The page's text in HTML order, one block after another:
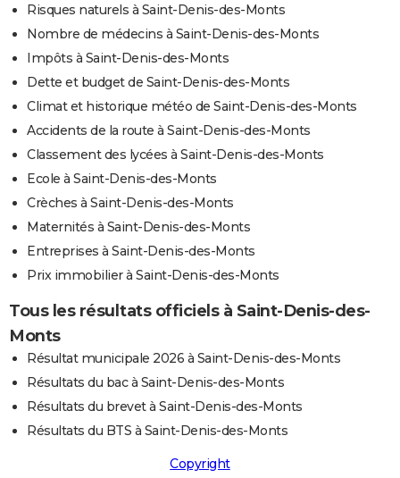
Risques naturels à Saint-Denis-des-Monts
Nombre de médecins à Saint-Denis-des-Monts
Impôts à Saint-Denis-des-Monts
Dette et budget de Saint-Denis-des-Monts
Climat et historique météo de Saint-Denis-des-Monts
Accidents de la route à Saint-Denis-des-Monts
Classement des lycées à Saint-Denis-des-Monts
Ecole à Saint-Denis-des-Monts
Crèches à Saint-Denis-des-Monts
Maternités à Saint-Denis-des-Monts
Entreprises à Saint-Denis-des-Monts
Prix immobilier à Saint-Denis-des-Monts
Tous les résultats officiels à Saint-Denis-des-
Monts
Résultat municipale 2026 à Saint-Denis-des-Monts
Résultats du bac à Saint-Denis-des-Monts
Résultats du brevet à Saint-Denis-des-Monts
Résultats du BTS à Saint-Denis-des-Monts
Copyright